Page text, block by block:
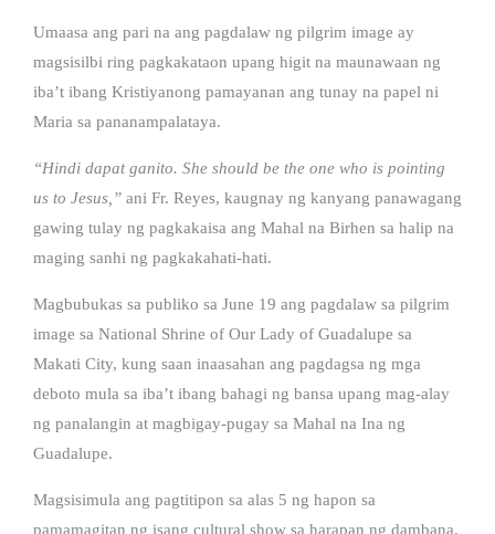
Umaasa ang pari na ang pagdalaw ng pilgrim image ay
magsisilbi ring pagkakataon upang higit na maunawaan ng
iba’t ibang Kristiyanong pamayanan ang tunay na papel ni
Maria sa pananampalataya.
“Hindi dapat ganito. She should be the one who is pointing
us to Jesus,” ani Fr. Reyes, kaugnay ng kanyang panawagang
gawing tulay ng pagkakaisa ang Mahal na Birhen sa halip na
maging sanhi ng pagkakahati-hati.
Magbubukas sa publiko sa June 19 ang pagdalaw sa pilgrim
image sa National Shrine of Our Lady of Guadalupe sa
Makati City, kung saan inaasahan ang pagdagsa ng mga
deboto mula sa iba’t ibang bahagi ng bansa upang mag-alay
ng panalangin at magbigay-pugay sa Mahal na Ina ng
Guadalupe.
Magsisimula ang pagtitipon sa alas 5 ng hapon sa
pamamagitan ng isang cultural show sa harapan ng dambana,